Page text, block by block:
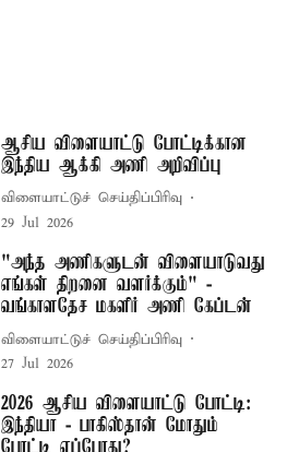
ஆசிய விளையாட்டு போட்டிக்கான
இந்திய ஆக்கி அணி அறிவிப்பு
விளையாட்டுச் செய்திப்பிரிவு
29 Jul 2026
"அந்த அணிகளுடன் விளையாடுவது
எங்கள் திறனை வளர்க்கும்" -
வங்காளதேச மகளிர் அணி கேப்டன்
விளையாட்டுச் செய்திப்பிரிவு
27 Jul 2026
2026 ஆசிய விளையாட்டு போட்டி:
இந்தியா - பாகிஸ்தான் மோதும்